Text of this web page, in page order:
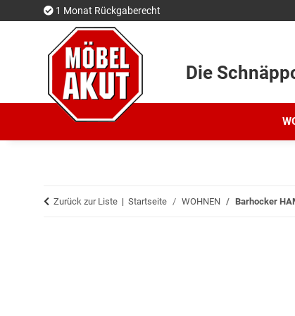
1 Monat Rückgaberecht
Die
Zurück zur Liste Startseite WOHNEN Barhocker